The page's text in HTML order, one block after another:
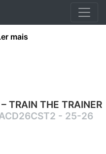
mais
TRAIN THE TRAINER
- 25-26